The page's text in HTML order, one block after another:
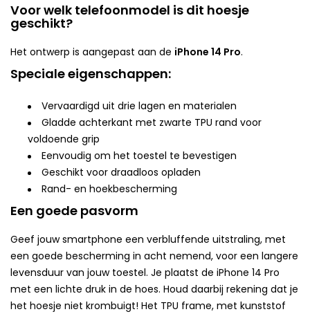
Voor welk telefoonmodel is dit hoesje
geschikt?
Het ontwerp is aangepast aan de iPhone 14 Pro.
Speciale eigenschappen:
Vervaardigd uit drie lagen en materialen
Gladde achterkant met zwarte TPU rand voor
voldoende grip
Eenvoudig om het toestel te bevestigen
Geschikt voor draadloos opladen
Rand- en hoekbescherming
Een goede pasvorm
Geef jouw smartphone een verbluffende uitstraling, met
een goede bescherming in acht nemend, voor een langere
levensduur van jouw toestel. Je plaatst de iPhone 14 Pro
met een lichte druk in de hoes. Houd daarbij rekening dat je
het hoesje niet krombuigt! Het TPU frame, met kunststof